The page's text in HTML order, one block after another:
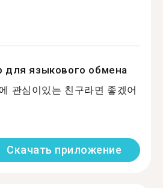
для языкового обмена
관심이있는 친구라면 좋겠어
Скачать приложение